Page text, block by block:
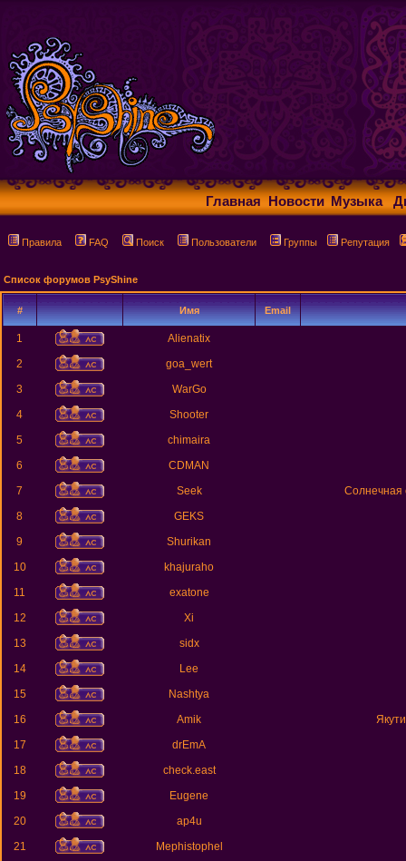
Главная Новости Музыка
Правила FAQ Поиск Пользователи Группы Репутация
Список форумов PsyShine
# Имя Email
1
Alienatix
2
goa_wert
3
WarGo
4
Shooter
5
chimaira
6
CDMAN
7
Seek
Солнечная
8
GEKS
9
Shurikan
10
khajuraho
11
exatone
12
Xi
13
sidx
14
Lee
15
Nashtya
16
Amik
17
drEmA
18
check.east
19
Eugene
20
ap4u
21
Mephistophel